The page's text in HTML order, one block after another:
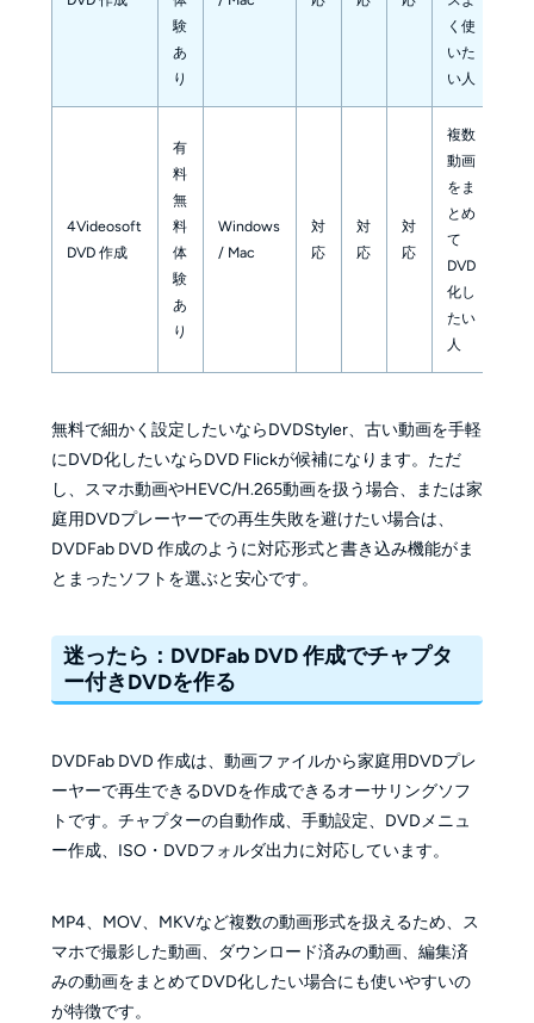
験
あ
り
く使
いた
い人
4Videosoft
DVD 作成
有
料
無
料
体
験
あ
り
Windows
/ Mac
対
応
対
応
対
応
複数
動画
をま
とめ
て
DVD
化し
たい
人
無料で細かく設定したいならDVDStyler、古い動画を手軽
にDVD化したいならDVD Flickが候補になります。ただ
し、スマホ動画やHEVC/H.265動画を扱う場合、または家
庭用DVDプレーヤーでの再生失敗を避けたい場合は、
DVDFab DVD 作成のように対応形式と書き込み機能がま
とまったソフトを選ぶと安心です。
迷ったら：DVDFab DVD 作成でチャプタ
ー付きDVDを作る
DVDFab DVD 作成は、動画ファイルから家庭用DVDプレ
ーヤーで再生できるDVDを作成できるオーサリングソフ
トです。チャプターの自動作成、手動設定、DVDメニュ
ー作成、ISO・DVDフォルダ出力に対応しています。
MP4、MOV、MKVなど複数の動画形式を扱えるため、ス
マホで撮影した動画、ダウンロード済みの動画、編集済
みの動画をまとめてDVD化したい場合にも使いやすいの
が特徴です。